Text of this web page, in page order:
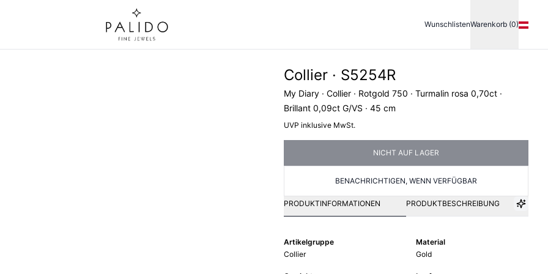
WunschlistenWarenkorb (0)
Collier · S5254R
My Diary · Collier · Rotgold 750 · Turmalin rosa 0,70ct ·
Brillant 0,09ct G/VS · 45 cm
UVP inklusive MwSt.
NICHT AUF LAGER
BENACHRICHTIGEN, WENN VERFÜGBAR
PRODUKTINFORMATIONEN PRODUKTBESCHREIBUNG
Artikelgruppe
Collier
Material
Gold